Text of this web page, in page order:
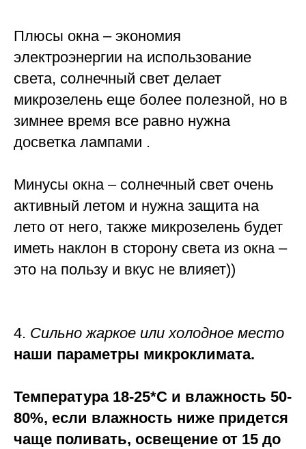
Плюсы окна – экономия
электроэнергии на использование
света, солнечный свет делает
микрозелень еще более полезной, но в
зимнее время все равно нужна
досветка лампами .
Минусы окна – солнечный свет очень
активный летом и нужна защита на
лето от него, также микрозелень будет
иметь наклон в сторону света из окна –
это на пользу и вкус не влияет))
4. Сильно жаркое или холодное место
наши параметры микроклимата.
Температура 18-25*C и влажность 50-
80%, если влажность ниже придется
чаще поливать, освещение от 15 до